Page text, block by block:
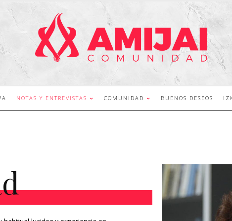
NOTAS Y ENTREVISTAS COMUNIDAD BUENOS DESEOS